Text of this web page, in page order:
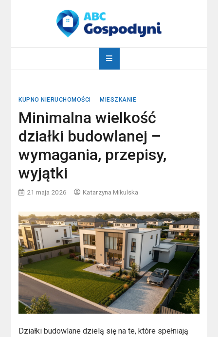
abcgospodyni.pl
KUPNO NIERUCHOMOŚCI MIESZKANIE
Minimalna wielkość
działki budowlanej –
wymagania, przepisy,
wyjątki
21 maja 2026 Katarzyna Mikulska
Działki budowlane dzielą się na te, które spełniają